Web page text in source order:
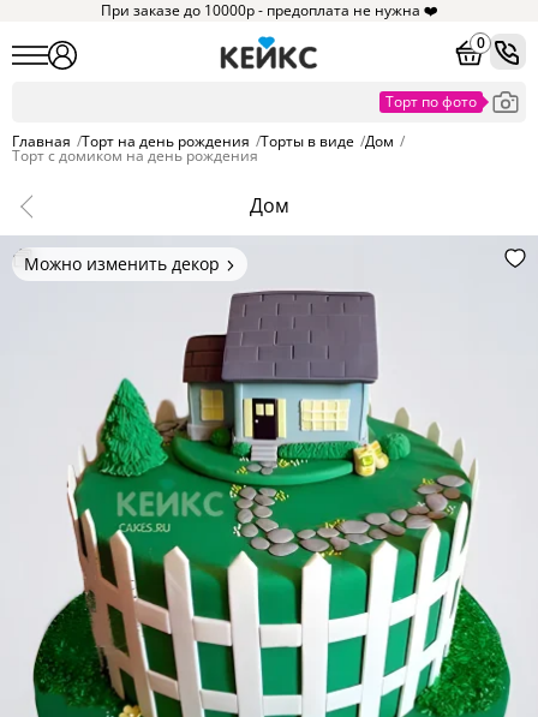
При заказе до 10000р - предоплата не нужна ❤️
0
Главная /Торт на день рождения /Торты в виде /Дом /
Торт с домиком на день рождения
Дом
Можно изменить декор
Цвет покрытия, надписи,